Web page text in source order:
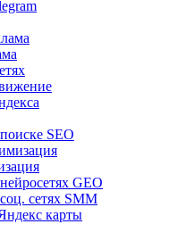
SEO
GEO
сетях SMM
карты